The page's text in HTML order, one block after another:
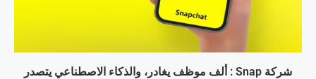
شركة Snap : ألف موظف يغادر، والذكاء الاصطناعي يتصدر